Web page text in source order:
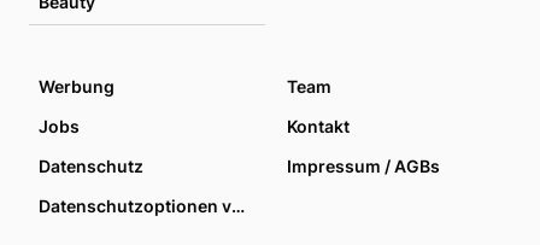
Werbung
Team
Jobs
Kontakt
Datenschutz
Impressum / AGBs
Datenschutzoptionen verwalten